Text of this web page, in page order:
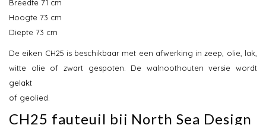
Breedte 71 cm
Hoogte 73 cm
Diepte 73 cm
De eiken CH25 is beschikbaar met een afwerking in zeep, olie, lak,
witte olie of zwart gespoten. De walnoothouten versie wordt
gelakt
of geolied.
CH25 fauteuil bij North Sea Design